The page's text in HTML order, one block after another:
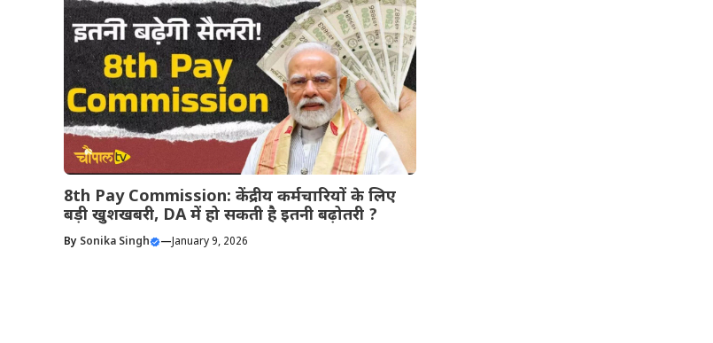
8th Pay Commission: केंद्रीय कर्मचारियों के लिए
बड़ी खुशखबरी, DA में हो सकती है इतनी बढ़ोतरी ?
By Sonika Singh —January 9, 2026